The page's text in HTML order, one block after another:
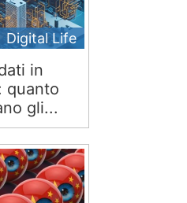
Digital Life
in
quanto
gli...